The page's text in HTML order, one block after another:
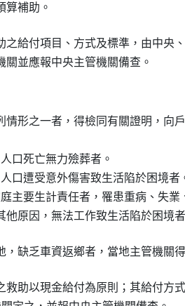
算補助。
之給付項目、方式及標準，由中央
關並應報中央主管機關備查。
情形之一者，得檢同有關證明，向
口死亡無力殮葬者。
口遭受意外傷害致生活陷於困境者
主要生計責任者，罹患重病、失
其他原因，無法工作致生活陷於困境者
，缺乏車資返鄉者，當地主管機關
救助以現金給付為原則；其給付方